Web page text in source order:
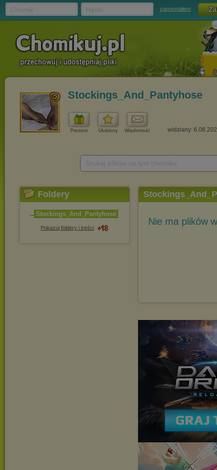
zapomniałem
Stockings_And_Pantyhose
Prezent Ulubiony Wiadomość widziany:
Foldery
Stockings_And_Pantyhose
Pokazuj foldery i treści
Nie ma plików